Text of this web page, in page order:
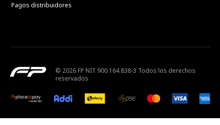
Pagos distribuidores
© 2026 FP NIT 900.164.838-3 Todos los derechos
reservados